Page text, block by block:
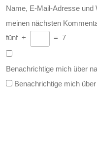
Name, E-Mail-Adresse
meinen nächsten
fünf + = 7
Benachrichtige mich über
Benachrichtige mich